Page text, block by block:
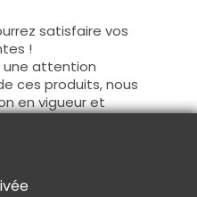
satisfaire vos
!
une attention
ces produits, nous
en vigueur et
de nos produits.
d'utilisation